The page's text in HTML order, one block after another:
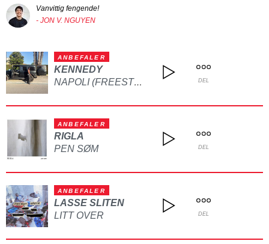
Vanvittig fengende!
- JON V. NGUYEN
ANBEFALER
KENNEDY
NAPOLI (FREESTYLE) DEL
ANBEFALER
RIGLA
PEN SØM
DEL
ANBEFALER
LASSE SLITEN
LITT OVER
DEL